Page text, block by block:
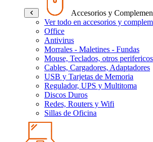
Accesorios y
Ver todo en accesorios y
Office
Antivirus
Morrales - Maletines - Fundas
Mouse, Teclados, otros perifericos
Cables, Cargadores, Adaptadores
USB y Tarjetas de Memoria
Regulador, UPS y Multitoma
Discos Duros
Redes, Routers y Wifi
Sillas de Oficina